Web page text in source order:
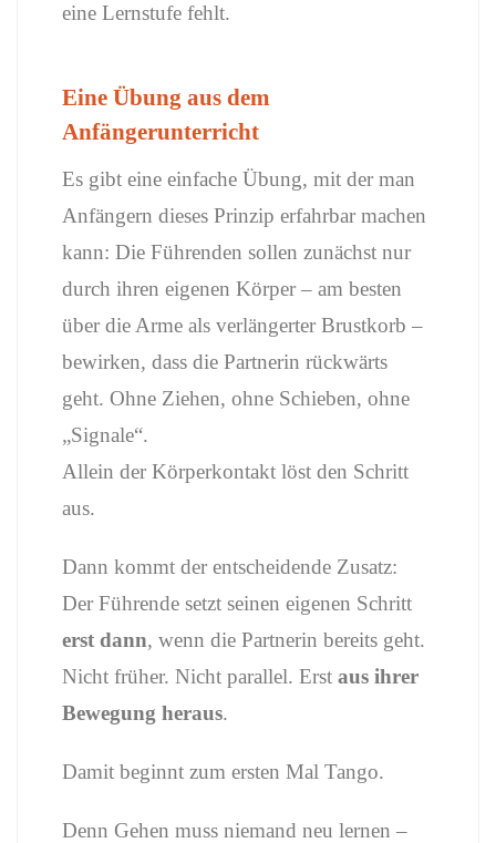
eine Lernstufe fehlt.
Eine Übung aus dem
Anfängerunterricht
Es gibt eine einfache Übung, mit der man
Anfängern dieses Prinzip erfahrbar machen
kann: Die Führenden sollen zunächst nur
durch ihren eigenen Körper – am besten
über die Arme als verlängerter Brustkorb –
bewirken, dass die Partnerin rückwärts
geht. Ohne Ziehen, ohne Schieben, ohne
„Signale“.
Allein der Körperkontakt löst den Schritt
aus.
Dann kommt der entscheidende Zusatz:
Der Führende setzt seinen eigenen Schritt
erst dann, wenn die Partnerin bereits geht.
Nicht früher. Nicht parallel. Erst aus ihrer
Bewegung heraus.
Damit beginnt zum ersten Mal Tango.
Denn Gehen muss niemand neu lernen –